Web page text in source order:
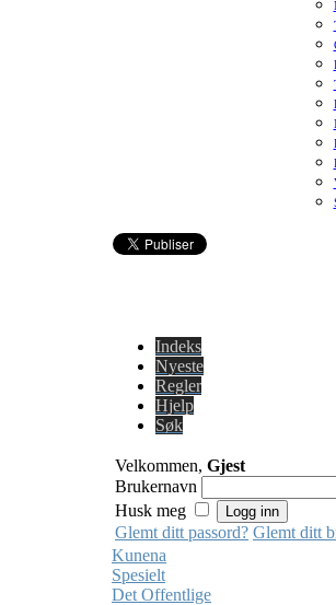
Indeks
Nyeste
Regler
Hjelp
Søk
Velkommen, Gjest
Brukernavn
Husk meg
Glemt ditt passord? Glemt ditt
Kunena
Spesielt
Det Offentlige